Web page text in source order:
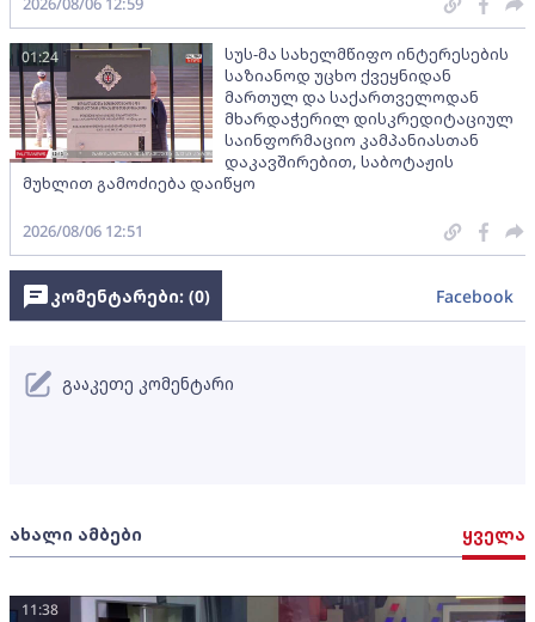
სუს-მა სახელმწიფო ინტერესების
საზიანოდ უცხო ქვეყნიდან
მართულ და საქართველოდან
მხარდაჭერილ დისკრედიტაციულ
საინფორმაციო კამპანიასთან
დაკავშირებით, საბოტაჟის
მუხლით გამოძიება დაიწყო
01:24
2026/08/06 12:51
ახალი ამბები ყველა
11:38
კომენტარები: (0) Facebook
გააკეთე კომენტარი